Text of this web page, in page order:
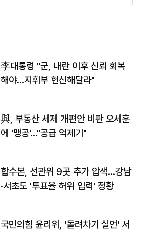
李대통령 "군, 내란 이후 신뢰 회복
해야…지휘부 헌신해달라"
與, 부동산 세제 개편안 비판 오세훈
에 '맹공'…"공급 억제기"
합수본, 선관위 9곳 추가 압색…강남
·서초도 '투표율 허위 입력' 정황
국민의힘 윤리위, '돌려차기 실언' 서